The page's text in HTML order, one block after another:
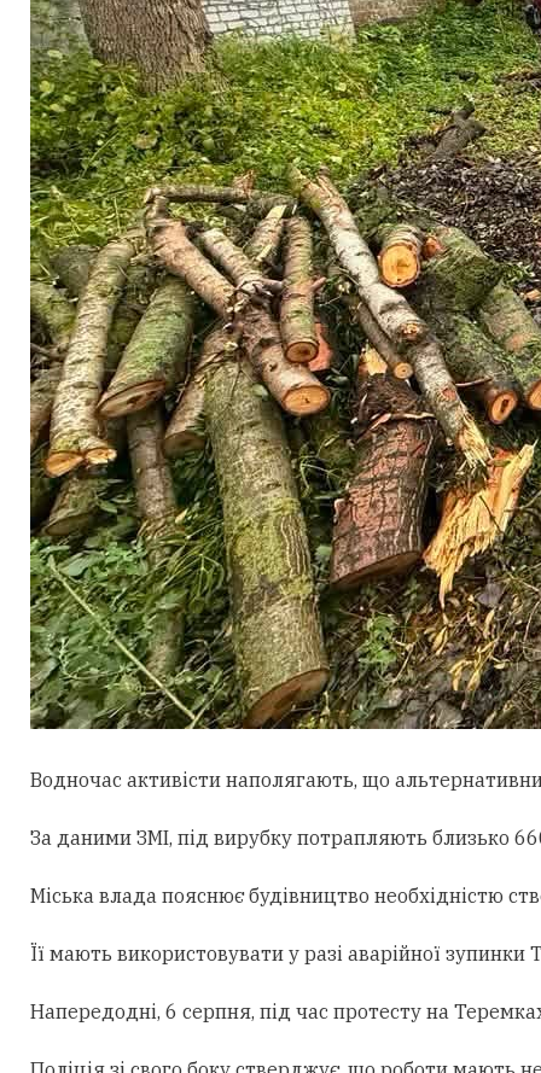
Водночас активісти наполягають, що
За даними ЗМІ, під вирубку потрапляють близько
Міська влада пояснює будівництво необхідністю
Її мають використовувати у разі аварійної
Напередодні, 6 серпня, під час протесту на